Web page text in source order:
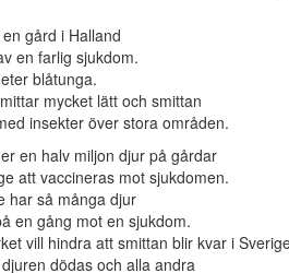
gård i Halland
en farlig sjukdom.
blåtunga.
mycket lätt och smittan
insekter över stora områden.
en halv miljon djur på gårdar
att vaccineras mot sjukdomen.
har så många djur
en gång mot en sjukdom.
vill hindra att smittan blir kvar i
dödas och alla andra